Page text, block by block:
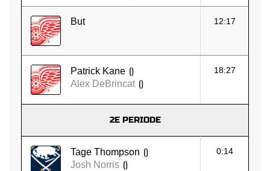
But 12:17
Patrick Kane ()
Alex DeBrincat ()
18:27
2E PERIODE
Tage Thompson ()
Josh Norris ()
0:14